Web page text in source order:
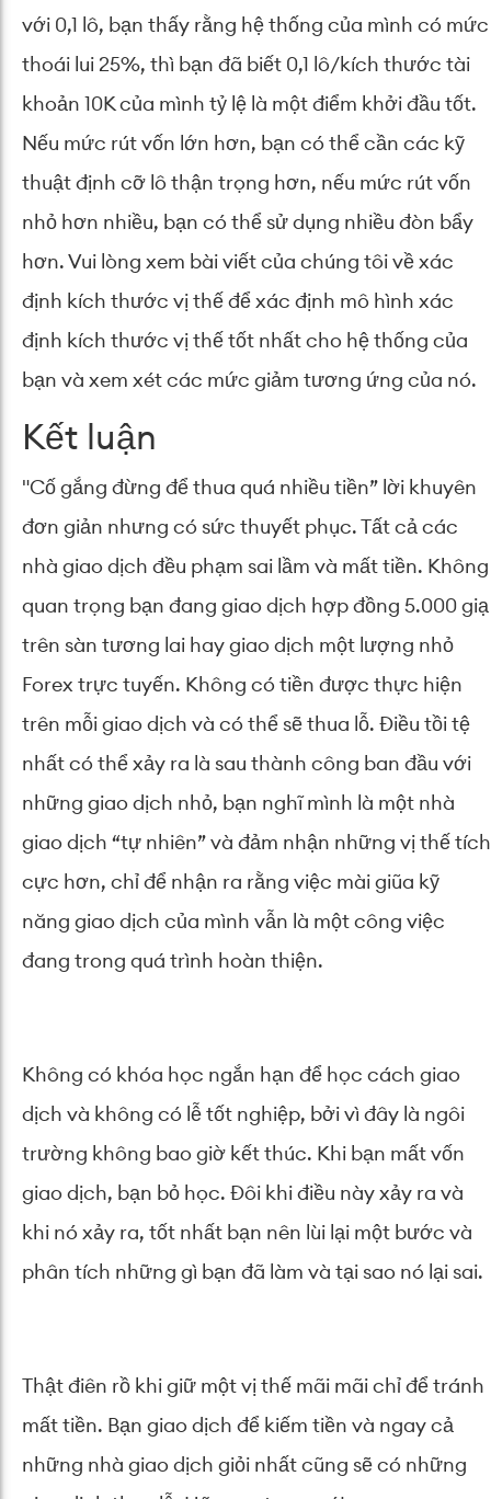
với 0,1 lô, bạn thấy rằng hệ thống của mình có mức
thoái lui 25%, thì bạn đã biết 0,1 lô/kích thước tài
khoản 10K của mình tỷ lệ là một điểm khởi đầu tốt.
Nếu mức rút vốn lớn hơn, bạn có thể cần các kỹ
thuật định cỡ lô thận trọng hơn, nếu mức rút vốn
nhỏ hơn nhiều, bạn có thể sử dụng nhiều đòn bẩy
hơn. Vui lòng xem bài viết của chúng tôi về xác
định kích thước vị thế để xác định mô hình xác
định kích thước vị thế tốt nhất cho hệ thống của
bạn và xem xét các mức giảm tương ứng của nó.
Kết luận
"Cố gắng đừng để thua quá nhiều tiền” lời khuyên
đơn giản nhưng có sức thuyết phục. Tất cả các
nhà giao dịch đều phạm sai lầm và mất tiền. Không
quan trọng bạn đang giao dịch hợp đồng 5.000 giạ
trên sàn tương lai hay giao dịch một lượng nhỏ
Forex trực tuyến. Không có tiền được thực hiện
trên mỗi giao dịch và có thể sẽ thua lỗ. Điều tồi tệ
nhất có thể xảy ra là sau thành công ban đầu với
những giao dịch nhỏ, bạn nghĩ mình là một nhà
giao dịch “tự nhiên” và đảm nhận những vị thế tích
cực hơn, chỉ để nhận ra rằng việc mài giũa kỹ
năng giao dịch của mình vẫn là một công việc
đang trong quá trình hoàn thiện.
Không có khóa học ngắn hạn để học cách giao
dịch và không có lễ tốt nghiệp, bởi vì đây là ngôi
trường không bao giờ kết thúc. Khi bạn mất vốn
giao dịch, bạn bỏ học. Đôi khi điều này xảy ra và
khi nó xảy ra, tốt nhất bạn nên lùi lại một bước và
phân tích những gì bạn đã làm và tại sao nó lại sai.
Thật điên rồ khi giữ một vị thế mãi mãi chỉ để tránh
mất tiền. Bạn giao dịch để kiếm tiền và ngay cả
những nhà giao dịch giỏi nhất cũng sẽ có những